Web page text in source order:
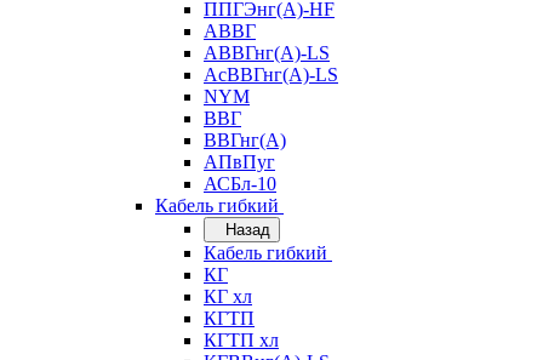
ППГЭнг(А)-HF
АВВГ
АВВГнг(А)-LS
АсВВГнг(А)-LS
NYM
ВВГ
ВВГнг(А)
АПвПуг
АСБл-10
Кабель гибкий
Назад
Кабель гибкий
КГ
КГ хл
КГТП
КГТП хл